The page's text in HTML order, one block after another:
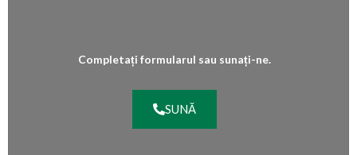
Completați formularul sau sunați-ne.
SUNĂ